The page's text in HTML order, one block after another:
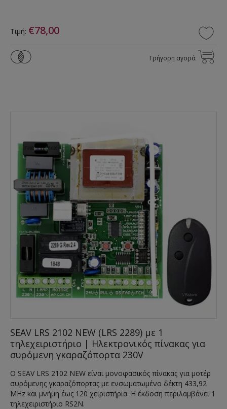
Τιμή: €78,00
Γρήγορη αγορά
SEAV LRS 2102 NEW (LRS 2289) με 1
τηλεχειριστήριο | Ηλεκτρονικός πίνακας για
συρόμενη γκαραζόπορτα 230V
Ο SEAV LRS 2102 NEW είναι μονοφασικός πίνακας για μοτέρ
συρόμενης γκαραζόπορτας με ενσωματωμένο δέκτη 433,92
MHz και μνήμη έως 120 χειριστήρια. Η έκδοση περιλαμβάνει 1
τηλεχειριστήριο RS2N.